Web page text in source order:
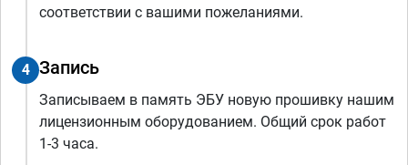
соответствии с вашими пожеланиями.
4 Запись
Записываем в память ЭБУ новую прошивку нашим
лицензионным оборудованием. Общий срок работ
1-3 часа.